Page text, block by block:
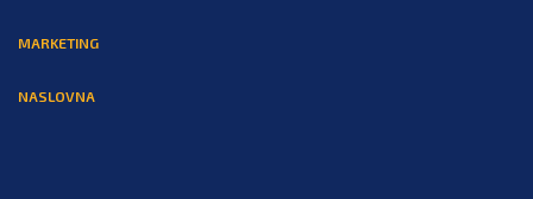
MARKETING
NASLOVNA